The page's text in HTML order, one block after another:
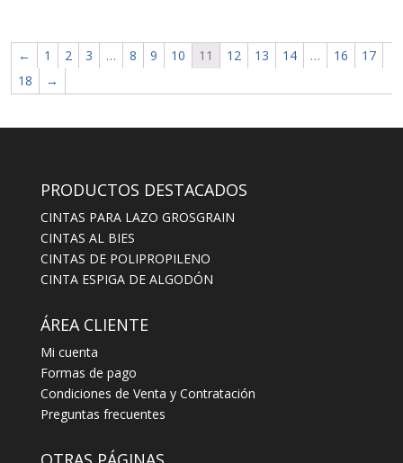
← 1 2 3 … 8 9 10 11 12 13 14 … 16
17
18
→
PRODUCTOS DESTACADOS
CINTAS PARA LAZO GROSGRAIN
CINTAS AL BIES
CINTAS DE POLIPROPILENO
CINTA ESPIGA DE ALGODÓN
ÁREA CLIENTE
Mi cuenta
Formas de pago
Condiciones de Venta y Contratación
Preguntas frecuentes